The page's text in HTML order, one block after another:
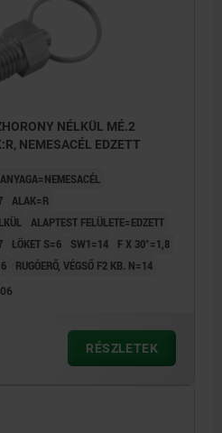
NÉLKÜL MÉ.2
NEMESACÉL EDZETT
ALAK=R
ALAPTEST FELÜLETE=EDZETT
LÖKET S=6 SW1=14
F X 30°=1,8
RUGÓERŐ, VÉGSŐ F2 KB. N=14
RÉSZLETEK